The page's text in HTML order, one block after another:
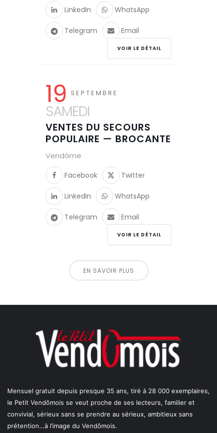
LinkedIn WhatsApp
Telegram Email
VOIR LE DÉTAIL
19 SEPTEMBRE
SAMEDI
VENTES DU SECOURS
POPULAIRE — BROCANTE
Vendôme
Facebook Twitter
LinkedIn WhatsApp
Telegram Email
VOIR LE DÉTAIL
EN SAVOIR PLUS
Mensuel gratuit depuis presque 35 ans, tiré à 28 000 exemplaires,
le Petit Vendômois se veut proche de ses lecteurs, familier et
convivial, sérieux sans se prendre au sérieux, ambitieux sans
prétention…à l’image du Vendômois.